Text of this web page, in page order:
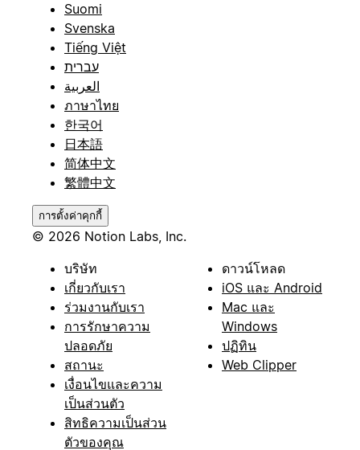
Suomi
Svenska
Tiếng Việt
עברית
العربية
ภาษาไทย
한국어
日本語
简体中文
繁體中文
การตั้งค่าคุกกี้
© 2026 Notion Labs, Inc.
บริษัท
เกี่ยวกับเรา
ร่วมงานกับเรา
การรักษาความ
ปลอดภัย
สถานะ
เงื่อนไขและความ
เป็นส่วนตัว
สิทธิความเป็นส่วน
ตัวของคุณ
ดาวน์โหลด
iOS และ Android
Mac และ
Windows
ปฏิทิน
Web Clipper